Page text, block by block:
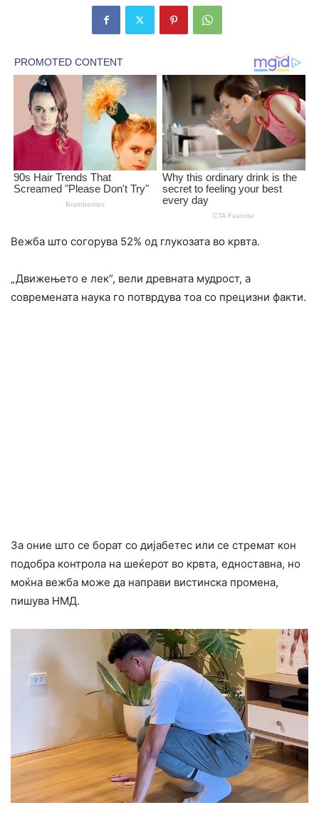
Вежба што согорува 52% од глукозата во крвта.
„Движењето е лек“, вели древната мудрост, а
современата наука го потврдува тоа со прецизни факти.
За оние што се борат со дијабетес или се стремат кон
подобра контрола на шеќерот во крвта, едноставна, но
моќна вежба може да направи вистинска промена,
пишува НМД.